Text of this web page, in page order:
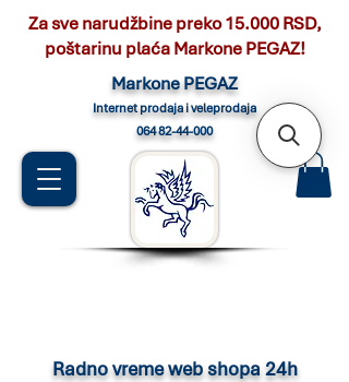
Markone PEGAZ
Internet prodaja i veleprodaja
064 82-44-000
Radno vreme web shopa 24h
Za sve narudžbine preko 15.000 RSD,
poštarinu plaća Markone PEGAZ!